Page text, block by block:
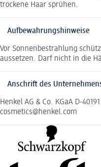
trockene Haar sprühen.
Aufbewahrungshinweise
Vor Sonnenbestrahlung
aussetzen. Darf nicht in die
Anschrift des
Henkel AG & Co. KGaA D-
cosmetics@henkel.com